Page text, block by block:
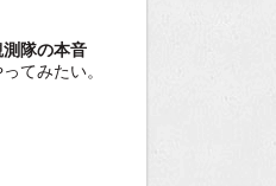
隊の本音
てみたい。